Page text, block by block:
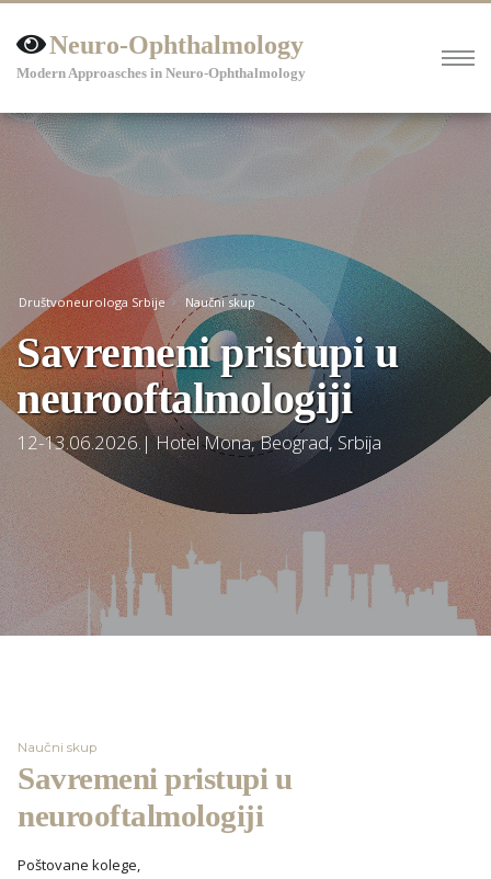
Neuro-Ophthalmology
Modern Approasches in Neuro-Ophthalmology
Društvoneurologa Srbije Naučni skup
Savremeni pristupi u
neurooftalmologiji
12-13.06.2026.| Hotel Mona, Beograd, Srbija
Naučni skup
Savremeni pristupi u
neurooftalmologiji
Poštovane kolege,